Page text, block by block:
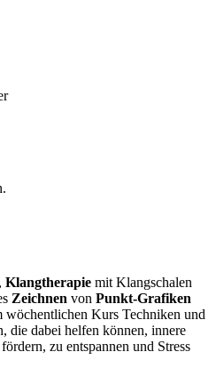
, Klangtherapie mit Klangschalen
Zeichnen von Punkt-Grafiken
wöchentlichen Kurs Techniken und
die dabei helfen können, innere
zu entspannen und Stress